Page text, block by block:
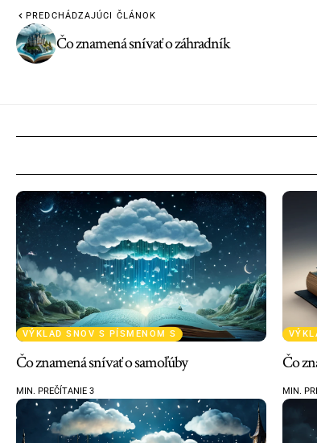
PREDCHÁDZAJÚCI ČLÁNOK
Čo znamená snívať o záhradník
VÝKLAD SNOV S PÍSMENOM S
Čo znamená snívať o samoľúby
MIN. PREČÍTANIE 3
Čo
MIN.